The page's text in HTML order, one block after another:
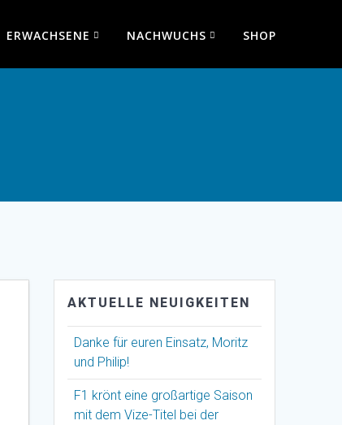
ERWACHSENE NACHWUCHS SHOP
AKTUELLE NEUIGKEITEN
Danke für euren Einsatz, Moritz
und Philip!
F1 krönt eine großartige Saison
mit dem Vize-Titel bei der